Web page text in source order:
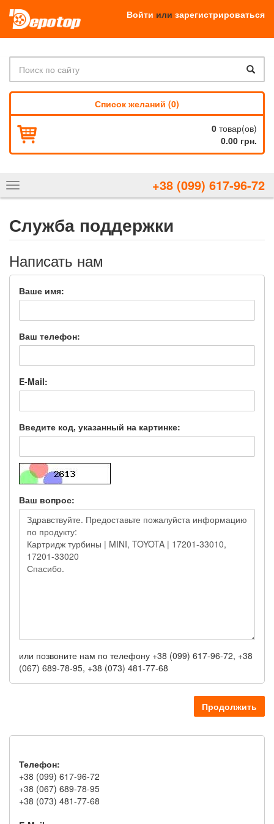
Войти или зарегистрироваться
Список желаний (0)
0 товар(ов)
0.00 грн.
Показать
навигацию
+38 (099) 617-96-72
Служба поддержки
Написать нам
Ваше имя:
Ваш телефон:
E-Mail:
Введите код, указанный на картинке:
Ваш вопрос:
или позвоните нам по телефону +38 (099) 617-96-72, +38
(067) 689-78-95, +38 (073) 481-77-68
Продолжить
Телефон:
+38 (099) 617-96-72
+38 (067) 689-78-95
+38 (073) 481-77-68